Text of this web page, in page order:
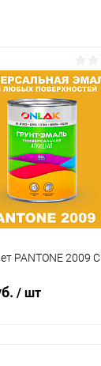
PANTONE 2009 C
/ шт